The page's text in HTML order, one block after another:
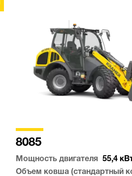
8085
Мощность двигателя 55,4
Объем ковша (стандартный